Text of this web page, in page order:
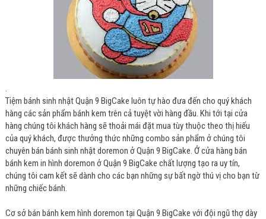
Tiệm bánh sinh nhật Quận 9 BigCake luôn tự hào đưa đến cho quý khách
hàng các sản phẩm bánh kem trên cả tuyệt vời hàng đầu. Khi tới tại cửa
hàng chúng tôi khách hàng sẽ thoải mái đặt mua tùy thuộc theo thị hiếu
của quý khách, được thưởng thức những combo sản phẩm ở chúng tôi
chuyên bán bánh sinh nhật doremon ở Quận 9 BigCake. Ở cửa hàng bán
bánh kem in hình doremon ở Quận 9 BigCake chất lượng tạo ra uy tín,
chúng tôi cam kết sẽ dành cho các bạn những sự bất ngờ thú vị cho bạn từ
những chiếc bánh.
Cơ sở bán bánh kem hình doremon tại Quận 9 BigCake với đội ngũ thợ dày